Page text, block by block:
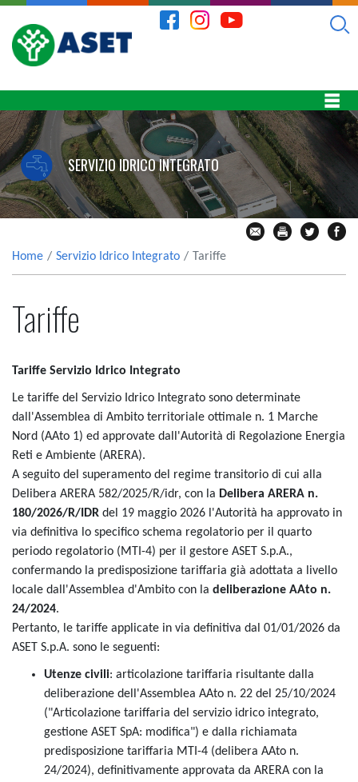
SERVIZIO IDRICO INTEGRATO
Home Servizio Idrico Integrato Tariffe
Tariffe
Tariffe Servizio Idrico Integrato
Le tariffe del Servizio Idrico Integrato sono determinate
dall'Assemblea di Ambito territoriale ottimale n. 1 Marche
Nord (AAto 1) ed approvate dall'Autorità di Regolazione Energia
Reti e Ambiente (ARERA).
A seguito del superamento del regime transitorio di cui alla
Delibera ARERA 582/2025/R/idr, con la Delibera ARERA n.
180/2026/R/IDR del 19 maggio 2026 l'Autorità ha approvato in
via definitiva lo specifico schema regolatorio per il quarto
periodo regolatorio (MTI-4) per il gestore ASET S.p.A.,
confermando la predisposizione tariffaria già adottata a livello
locale dall'Assemblea d'Ambito con la deliberazione AAto n.
24/2024.
Pertanto, le tariffe applicate in via definitiva dal 01/01/2026 da
ASET S.p.A. sono le seguenti:
Utenze civili: articolazione tariffaria risultante dalla
deliberazione dell'Assemblea AAto n. 22 del 25/10/2024
("Articolazione tariffaria del servizio idrico integrato,
gestione ASET SpA: modifica") e dalla richiamata
predisposizione tariffaria MTI-4 (delibera AAto n.
24/2024), definitivamente approvata da ARERA con la